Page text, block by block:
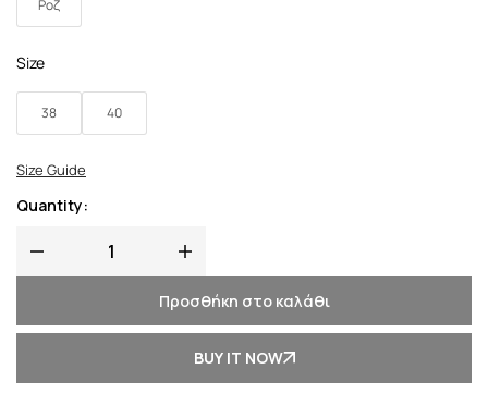
Ροζ
Size
38 40
Size Guide
Quantity:
Προσθήκη στο καλάθι
BUY IT NOW